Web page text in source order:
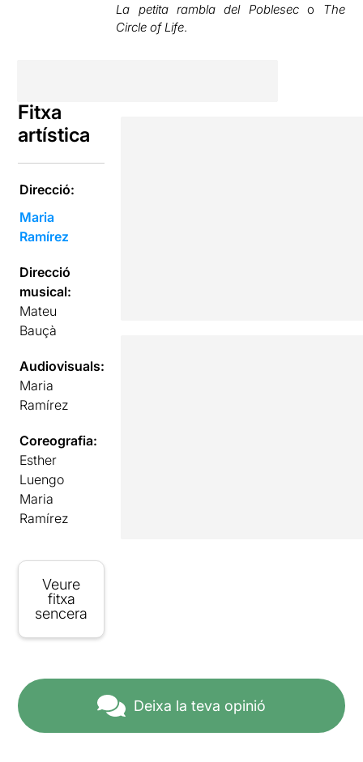
La petita rambla del Pobleseco The
Circle of Life.
Fitxa
artística
Direcció:
Maria
Ramírez
Direcció
musical:
Mateu
Bauçà
Audiovisuals:
Maria
Ramírez
Coreografia:
Esther
Luengo
Maria
Ramírez
Veure
fitxa
sencera
Deixa la teva opinió